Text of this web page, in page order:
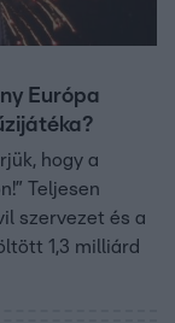
Európa
hogy a
Teljesen
szervezet és a
1,3 milliárd